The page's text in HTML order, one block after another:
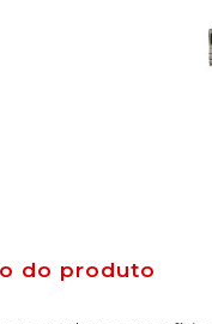
do produto